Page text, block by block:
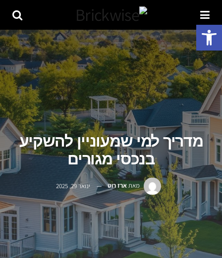
מדריך למי שמעוניין להשקיע
בנכסי מגורים
מאת ארז רוט ינואר 29, 2025
פתח סרגל נגישות